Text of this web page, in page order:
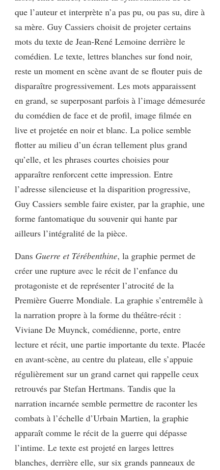
que l’auteur et interprète n’a pas pu, ou pas su, dire à
sa mère. Guy Cassiers choisit de projeter certains
mots du texte de Jean-René Lemoine derrière le
comédien. Le texte, lettres blanches sur fond noir,
reste un moment en scène avant de se flouter puis de
disparaître progressivement. Les mots apparaissent
en grand, se superposant parfois à l’image démesurée
du comédien de face et de profil, image filmée en
live et projetée en noir et blanc. La police semble
flotter au milieu d’un écran tellement plus grand
qu’elle, et les phrases courtes choisies pour
apparaître renforcent cette impression. Entre
l’adresse silencieuse et la disparition progressive,
Guy Cassiers semble faire exister, par la graphie, une
forme fantomatique du souvenir qui hante par
ailleurs l’intégralité de la pièce.
Dans Guerre et Térébenthine, la graphie permet de
créer une rupture avec le récit de l’enfance du
protagoniste et de représenter l’atrocité de la
Première Guerre Mondiale. La graphie s’entremêle à
la narration propre à la forme du théâtre-récit :
Viviane De Muynck, comédienne, porte, entre
lecture et récit, une partie importante du texte. Placée
en avant-scène, au centre du plateau, elle s’appuie
régulièrement sur un grand carnet qui rappelle ceux
retrouvés par Stefan Hertmans. Tandis que la
narration incarnée semble permettre de raconter les
combats à l’échelle d’Urbain Martien, la graphie
apparaît comme le récit de la guerre qui dépasse
l’intime. Le texte est projeté en larges lettres
blanches, derrière elle, sur six grands panneaux de